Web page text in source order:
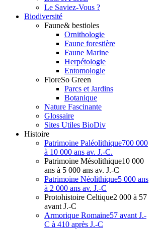
Le Saviez-Vous ?
Biodiversité
Faune& bestioles
Ornithologie
Faune forestière
Faune Marine
Herpétologie
Entomologie
FloreSo Green
Parcs et Jardins
Botanique
Nature Fascinante
Glossaire
Sites Utiles BioDiv
Histoire
Patrimoine Paléolithique700 000
à 10 000 ans av. J.-C.
Patrimoine Mésolithique10 000
ans à 5 000 ans av. J.-C
Patrimoine Néolithique5 000 ans
à 2 000 ans av. J.-C
Protohistoire Celtique2 000 à 57
avant J.-C
Armorique Romaine57 avant J.-
C à 410 après J.-C